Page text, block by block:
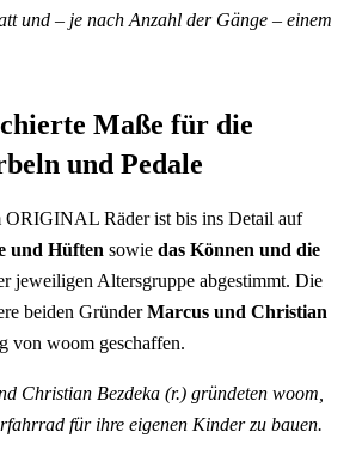
und – je nach Anzahl der Gänge – einem
Maße für die
und Pedale
ORIGINAL Räder ist bis ins Detail auf
und Hüften sowie das Können und die
jeweiligen Altersgruppe abgestimmt. Die
beiden GründerMarcus und Christian
von woom geschaffen.
Christian Bezdeka (r.) gründeten woom,
für ihre eigenen Kinder zu bauen.